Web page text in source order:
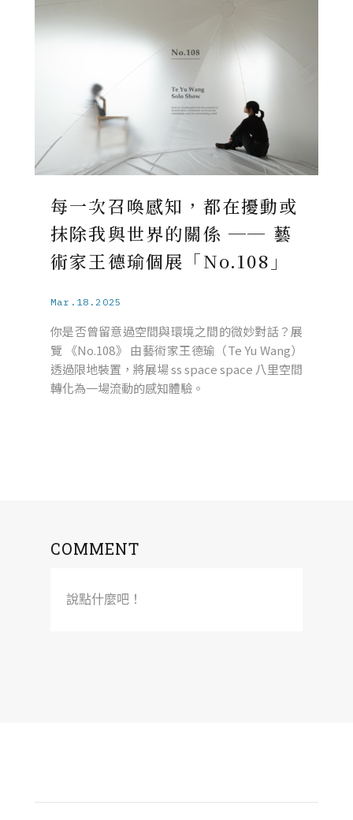
每一次召喚感知，都在擾動或
抹除我與世界的關係 ── 藝
術家王德瑜個展「No.108」
Mar.18.2025
你是否曾留意過空間與環境之間的微妙對話？展
覽 《No.108》 由藝術家王德瑜（Te Yu Wang）
透過限地裝置，將展場 ss space space 八里空間
轉化為一場流動的感知體驗。
COMMENT
說點什麼吧！